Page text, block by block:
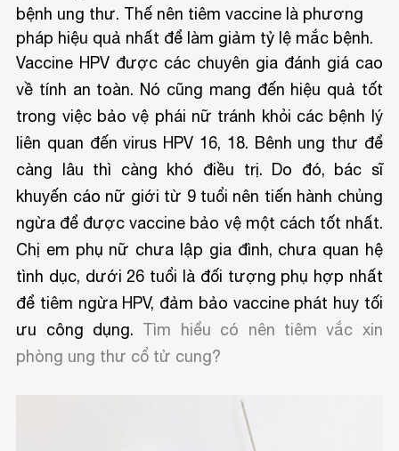
bệnh ung thư. Thế nên tiêm vaccine là phương
pháp hiệu quả nhất để làm giảm tỷ lệ mắc bệnh.
Vaccine HPV được các chuyên gia đánh giá cao
về tính an toàn. Nó cũng mang đến hiệu quả tốt
trong việc bảo vệ phái nữ tránh khỏi các bệnh lý
liên quan đến virus HPV 16, 18. Bênh ung thư để
càng lâu thì càng khó điều trị. Do đó, bác sĩ
khuyến cáo nữ giới từ 9 tuổi nên tiến hành chủng
ngừa để được vaccine bảo vệ một cách tốt nhất.
Chị em phụ nữ chưa lập gia đình, chưa quan hệ
tình dục, dưới 26 tuổi là đối tượng phụ hợp nhất
để tiêm ngừa HPV, đảm bảo vaccine phát huy tối
ưu công dụng. Tìm hiểu có nên tiêm vắc xin
phòng ung thư cổ tử cung?